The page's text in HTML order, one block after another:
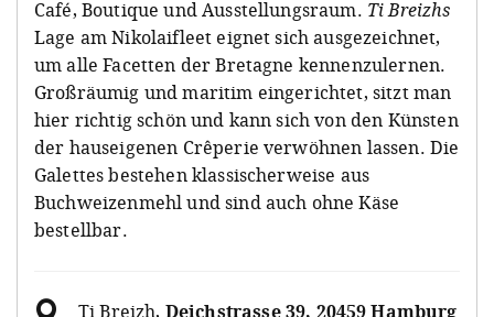
Café, Boutique und Ausstellungsraum. Ti Breizhs
Lage am Nikolaifleet eignet sich ausgezeichnet,
um alle Facetten der Bretagne kennenzulernen.
Großräumig und maritim eingerichtet, sitzt man
hier richtig schön und kann sich von den Künsten
der hauseigenen Crêperie verwöhnen lassen. Die
Galettes bestehen klassischerweise aus
Buchweizenmehl und sind auch ohne Käse
bestellbar.
Ti Breizh, Deichstrasse 39, 20459 Hamburg